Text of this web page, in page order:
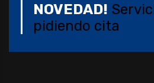
NOVEDAD!
pidiendo cita